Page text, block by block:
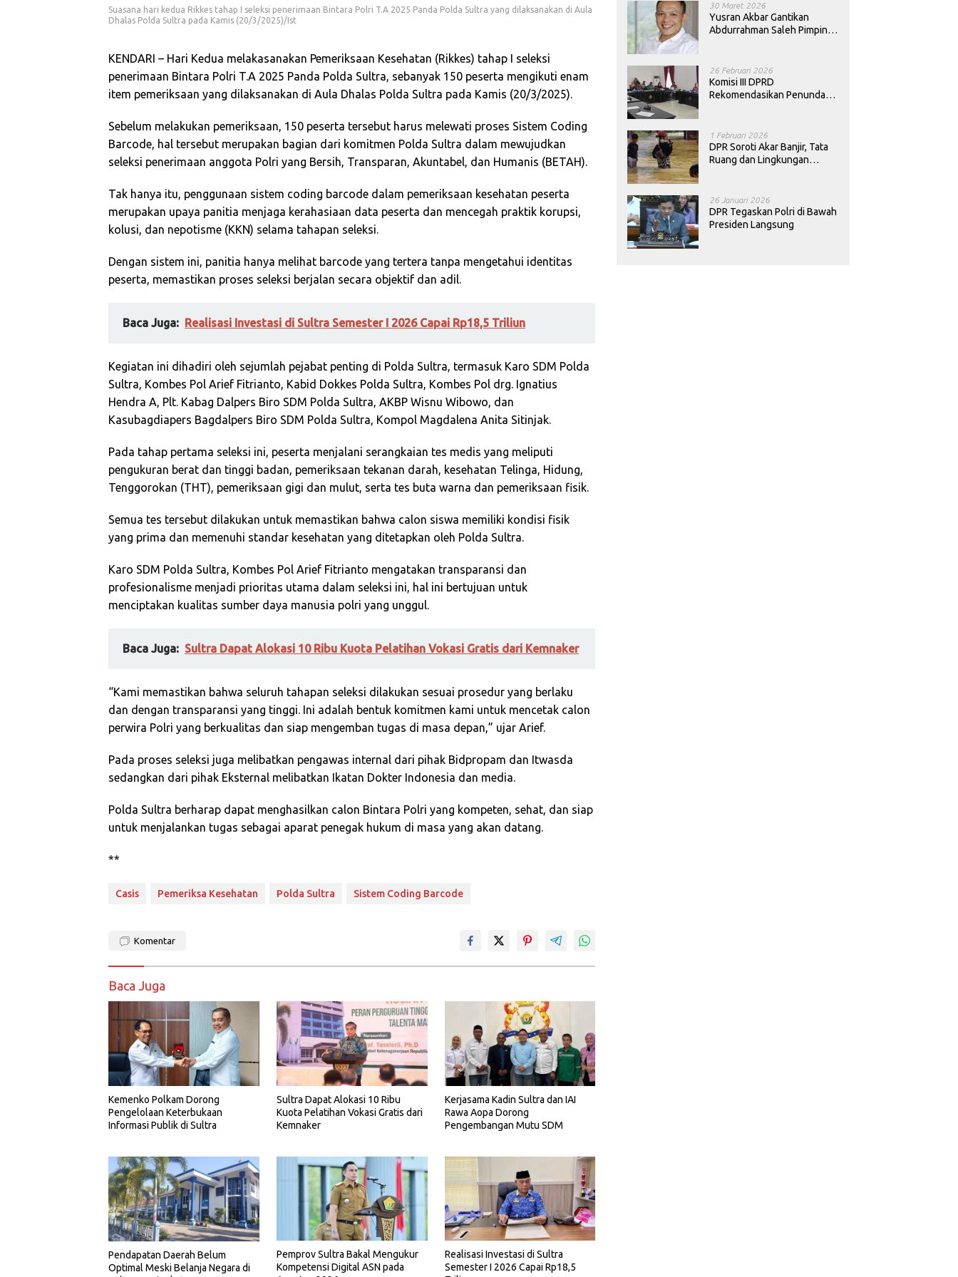
Suasana hari kedua Rikkes tahap I seleksi penerimaan Bintara Polri T.A 2025 Panda Polda Sultra yang dilaksanakan di Aula
Dhalas Polda Sultra pada Kamis (20/3/2025)/Ist
KENDARI – Hari Kedua melakasanakan Pemeriksaan Kesehatan (Rikkes) tahap I seleksi
penerimaan Bintara Polri T.A 2025 Panda Polda Sultra, sebanyak 150 peserta mengikuti enam
item pemeriksaan yang dilaksanakan di Aula Dhalas Polda Sultra pada Kamis (20/3/2025).
Sebelum melakukan pemeriksaan, 150 peserta tersebut harus melewati proses Sistem Coding
Barcode, hal tersebut merupakan bagian dari komitmen Polda Sultra dalam mewujudkan
seleksi penerimaan anggota Polri yang Bersih, Transparan, Akuntabel, dan Humanis (BETAH).
Tak hanya itu, penggunaan sistem coding barcode dalam pemeriksaan kesehatan peserta
merupakan upaya panitia menjaga kerahasiaan data peserta dan mencegah praktik korupsi,
kolusi, dan nepotisme (KKN) selama tahapan seleksi.
Dengan sistem ini, panitia hanya melihat barcode yang tertera tanpa mengetahui identitas
peserta, memastikan proses seleksi berjalan secara objektif dan adil.
Baca Juga: Realisasi Investasi di Sultra Semester I 2026 Capai Rp18,5 Triliun
Kegiatan ini dihadiri oleh sejumlah pejabat penting di Polda Sultra, termasuk Karo SDM Polda
Sultra, Kombes Pol Arief Fitrianto, Kabid Dokkes Polda Sultra, Kombes Pol drg. Ignatius
Hendra A, Plt. Kabag Dalpers Biro SDM Polda Sultra, AKBP Wisnu Wibowo, dan
Kasubagdiapers Bagdalpers Biro SDM Polda Sultra, Kompol Magdalena Anita Sitinjak.
Pada tahap pertama seleksi ini, peserta menjalani serangkaian tes medis yang meliputi
pengukuran berat dan tinggi badan, pemeriksaan tekanan darah, kesehatan Telinga, Hidung,
Tenggorokan (THT), pemeriksaan gigi dan mulut, serta tes buta warna dan pemeriksaan fisik.
Semua tes tersebut dilakukan untuk memastikan bahwa calon siswa memiliki kondisi fisik
yang prima dan memenuhi standar kesehatan yang ditetapkan oleh Polda Sultra.
Karo SDM Polda Sultra, Kombes Pol Arief Fitrianto mengatakan transparansi dan
profesionalisme menjadi prioritas utama dalam seleksi ini, hal ini bertujuan untuk
menciptakan kualitas sumber daya manusia polri yang unggul.
Baca Juga: Sultra Dapat Alokasi 10 Ribu Kuota Pelatihan Vokasi Gratis dari Kemnaker
“Kami memastikan bahwa seluruh tahapan seleksi dilakukan sesuai prosedur yang berlaku
dan dengan transparansi yang tinggi. Ini adalah bentuk komitmen kami untuk mencetak calon
perwira Polri yang berkualitas dan siap mengemban tugas di masa depan,” ujar Arief.
Pada proses seleksi juga melibatkan pengawas internal dari pihak Bidpropam dan Itwasda
sedangkan dari pihak Eksternal melibatkan Ikatan Dokter Indonesia dan media.
Polda Sultra berharap dapat menghasilkan calon Bintara Polri yang kompeten, sehat, dan siap
untuk menjalankan tugas sebagai aparat penegak hukum di masa yang akan datang.
**
Casis Pemeriksa Kesehatan Polda Sultra Sistem Coding Barcode
Komentar
Baca Juga
Kemenko Polkam Dorong
Pengelolaan Keterbukaan
Informasi Publik di Sultra
Sultra Dapat Alokasi 10 Ribu
Kuota Pelatihan Vokasi Gratis dari
Kemnaker
Kerjasama Kadin Sultra dan IAI
Rawa Aopa Dorong
Pengembangan Mutu SDM
Pendapatan Daerah Belum
Optimal Meski Belanja Negara di
Pemprov Sultra Bakal Mengukur
Kompetensi Digital ASN pada
Realisasi Investasi di Sultra
Semester I 2026 Capai Rp18,5
30 Maret 2026
Yusran Akbar Gantikan
Abdurrahman Saleh Pimpin
26 Februari 2026
Komisi III DPRD
Rekomendasikan Penundaan
1 Februari 2026
DPR Soroti Akar Banjir, Tata
Ruang dan Lingkungan
26 Januari 2026
DPR Tegaskan Polri di Bawah
Presiden Langsung